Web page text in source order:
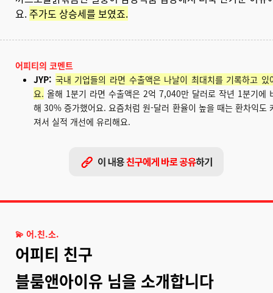
요.주가도 상승세를 보였죠.
어피티의 코멘트
JYP: 국내 기업들의 라면 수출액은 나날이 최대치를 기록하고 있
요. 올해 1분기 라면 수출액은 2억 7,040만 달러로 작년 1분기에
해 30% 증가했어요. 요즘처럼 원-달러 환율이 높을 때는 환차익도
져서 실적 개선에 유리해요.
💫 어.친.소.
어피티 친구
블룸앤아이유 님을 소개합니다